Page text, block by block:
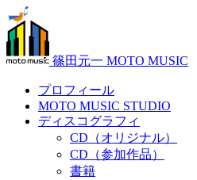
篠田元一 MOTO MUSIC
プロフィール
MOTO MUSIC STUDIO
ディスコグラフィ
CD（オリジナル）
CD（参加作品）
書籍